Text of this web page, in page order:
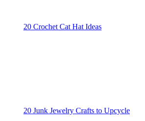
20 Crochet Cat Hat Ideas
20 Junk Jewelry Crafts to Upcycle